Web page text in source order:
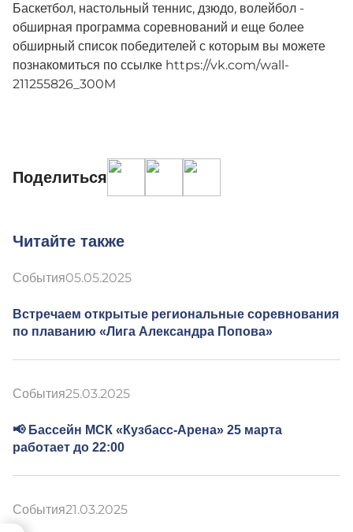
Баскетбол, настольный теннис, дзюдо, волейбол -
обширная программа соревнований и еще более
обширный список победителей с которым вы можете
познакомиться по ссылке https://vk.com/wall-
211255826_300M
Поделиться
Читайте также
События05.05.2025
Встречаем открытые региональные соревнования
по плаванию «Лига Александра Попова»
События25.03.2025
📢 Бассейн МСК «Кузбасс-Арена» 25 марта
работает до 22:00
События21.03.2025